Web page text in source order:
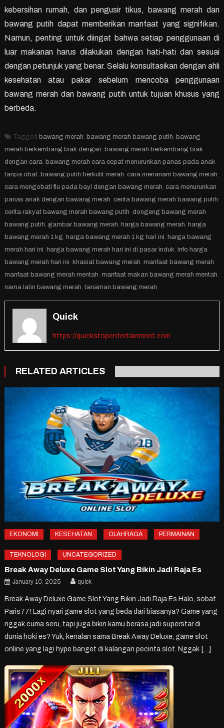
kebersihan rumah, dan pengusir tikus, bawang merah dan
bawang putih dapat memberikan manfaat yang signifikan.
Namun, penting untuk diingat bahwa setiap penggunaan di
luar makanan harus dilakukan dengan hati-hati dan sesuai
dengan petunjuk yang benar. Selalu konsultasikan dengan ahli
kesehatan atau pakar sebelum mencoba penggunaan
bawang merah dan bawang putih untuk tujuan khusus yang
berbeda.
Tagged bawang merah, bawang merah bawang putih, bawang
merah berkembang biak dengan, bawang merah berkembang biak
dengan cara, bawang merah cara cepat menurunkan panas pada anak
tanpa obat, bawang putih berkulit merah, cara menanam bawang merah,
cara mengobati flu pada bayi dengan bawang merah, cara menurunkan
panas anak dengan bawang merah, cerita bawang merah bawang putih,
cerita rakyat bawang merah bawang putih, dongeng bawang merah
bawang putih, gambar bawang merah, harga bawang merah, harga
bawang merah 1 kg, harga bawang merah 1 kg hari ini, harga bawang
merah hari ini, harga bawang merah hari ini di pasar induk, info harga
bawang merah hari ini, khasiat bawang merah, manfaat bawang merah,
manfaat bawang merah mentah, manfaat makan bawang merah mentah,
nama latin bawang merah, tanaman bawang merah
Quick
https://quickstopentertainment.com
RELATED ARTICLES
EKONOMI KESEHATAN OLAHRAGA PERMAINAN
TEKNOLOGI UNCATEGORIZED
Break Away Deluxe Game Slot Yang Bikin Jadi Raja Es
January 10, 2025 quick
Break Away Deluxe Game Slot Yang Bikin Jadi Raja Es Halo, sobat
Paris77! Lagi nyari game slot yang beda dari biasanya? Game yang
nggak cuma seru, tapi juga bikin kamu berasa jadi superstar di
dunia hoki es? Yuk, kenalan sama Break Away Deluxe, game slot
online yang lagi hype banget di kalangan pecinta slot. Nggak […]